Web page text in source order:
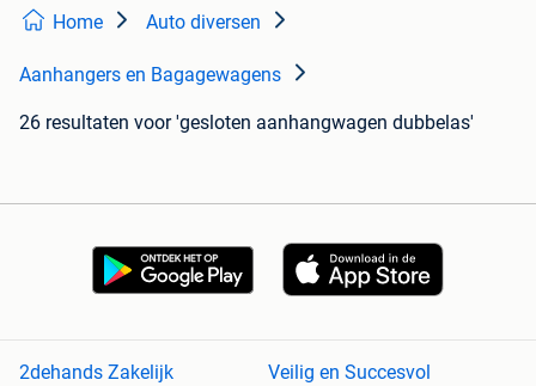
Home Auto diversen
Aanhangers en Bagagewagens
26 resultaten voor 'gesloten aanhangwagen dubbelas'
2dehands Zakelijk
Veilig en Succesvol